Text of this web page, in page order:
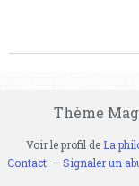
Thème
Voir le profil de La
Contact
Signaler un